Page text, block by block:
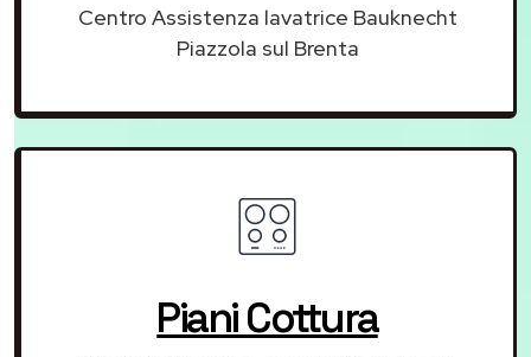
Centro Assistenza lavatrice Bauknecht
Piazzola sul Brenta
Piani Cottura